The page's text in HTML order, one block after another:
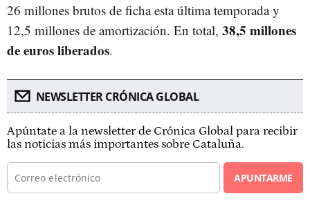
26 millones brutos de ficha esta última temporada y
12,5 millones de amortización. En total, 38,5 millones
de euros liberados.
NEWSLETTER CRÓNICA GLOBAL
Apúntate a la newsletter de Crónica Global para recibir
las noticias más importantes sobre Cataluña.
APUNTARME